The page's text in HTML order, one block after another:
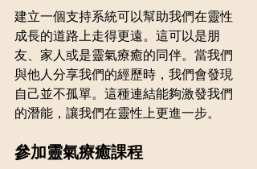
建立一個支持系統可以幫助我們在靈性
成長的道路上走得更遠。這可以是朋
友、家人或是靈氣療癒的同伴。當我們
與他人分享我們的經歷時，我們會發現
自己並不孤單。這種連結能夠激發我們
的潛能，讓我們在靈性上更進一步。
參加靈氣療癒課程